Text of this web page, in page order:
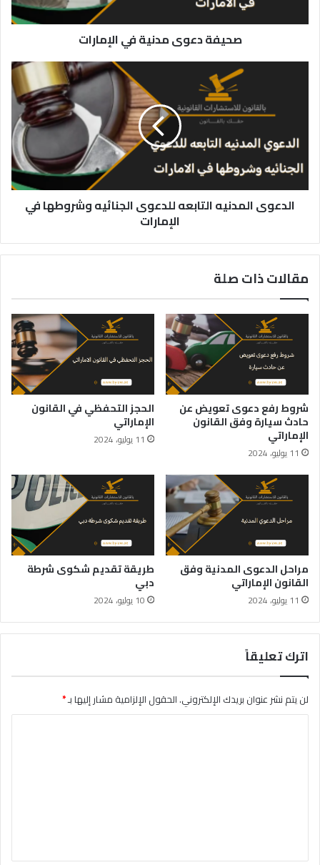
صحيفة دعوى مدنية في الإمارات
وشروطها
الإمارات
الدعوى المدنيه التابعه للدعوى الجنائيه وشروطها في
الإمارات
مقالات ذات صلة
شروط رفع دعوى تعويض عن
حادث سيارة وفق القانون
الإماراتي
11 يوليو، 2024
الحجز التحفظي في القانون
الإماراتي
11 يوليو، 2024
مراحل الدعوى المدنية وفق
القانون الإماراتي
11 يوليو، 2024
طريقة تقديم شكوى شرطة
دبي
10 يوليو، 2024
اترك تعليقاً
لن يتم نشر عنوان بريدك الإلكتروني.الحقول الإلزامية مشار إليها بـ*